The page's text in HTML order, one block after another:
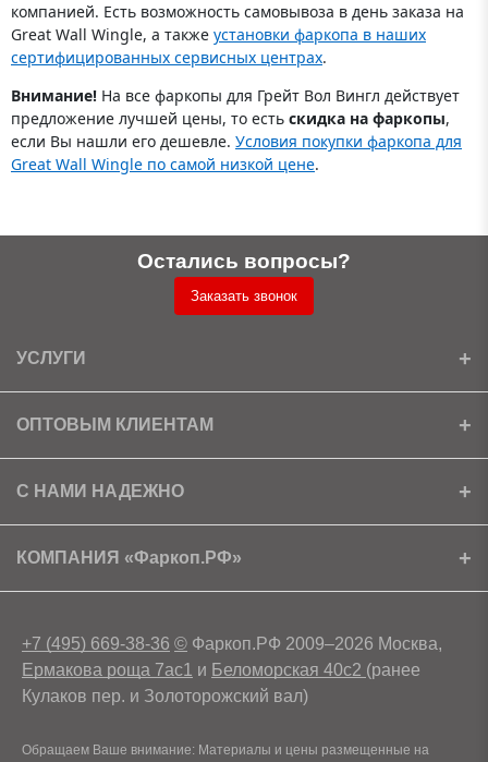
компанией. Есть возможность самовывоза в день заказа на
Great Wall Wingle, а также установки фаркопа в наших
сертифицированных сервисных центрах.
Внимание! На все фаркопы для Грейт Вол Вингл действует
предложение лучшей цены, то есть скидка на фаркопы,
если Вы нашли его дешевле. Условия покупки фаркопа для
Great Wall Wingle по самой низкой цене.
Остались вопросы?
Заказать звонок
УСЛУГИ
Установка
Доставка
ОПТОВЫМ КЛИЕНТАМ
Ищем партнеров
Скачать прайс
С НАМИ НАДЕЖНО
Сертификаты
Условия возврата
КОМПАНИЯ «Фаркоп.РФ»
+7 (495) 669-38-36 © Фаркоп.РФ 2009–2026 Москва,
Ермакова роща 7ас1 и Беломорская 40с2 (ранее
Кулаков пер. и Золоторожский вал)
Обращаем Ваше внимание: Материалы и цены размещенные на